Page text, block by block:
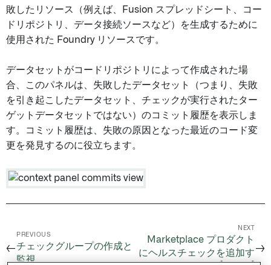
敗したリソース（例えば、Fusion スプレッドシート、コー
ドリポジトリ、データ接続ソースなど）を生成するために
使用された Foundry リソースです。
データセットがコードリポジトリによって作成された場
合、このパネルは、失敗したデータセット（つまり、失敗
を引き起こしたデータセット、チェックが実行されたター
ゲットデータセットではない）のコミット履歴を表示しま
す。コミット履歴は、失敗の原因となった最近のコード変
更を発見するのに役立ちます。
←
PREVIOUS
チェックグループの作成と
監視
NEXT
Marketplace プロダクト
にヘルスチェックを追加す→